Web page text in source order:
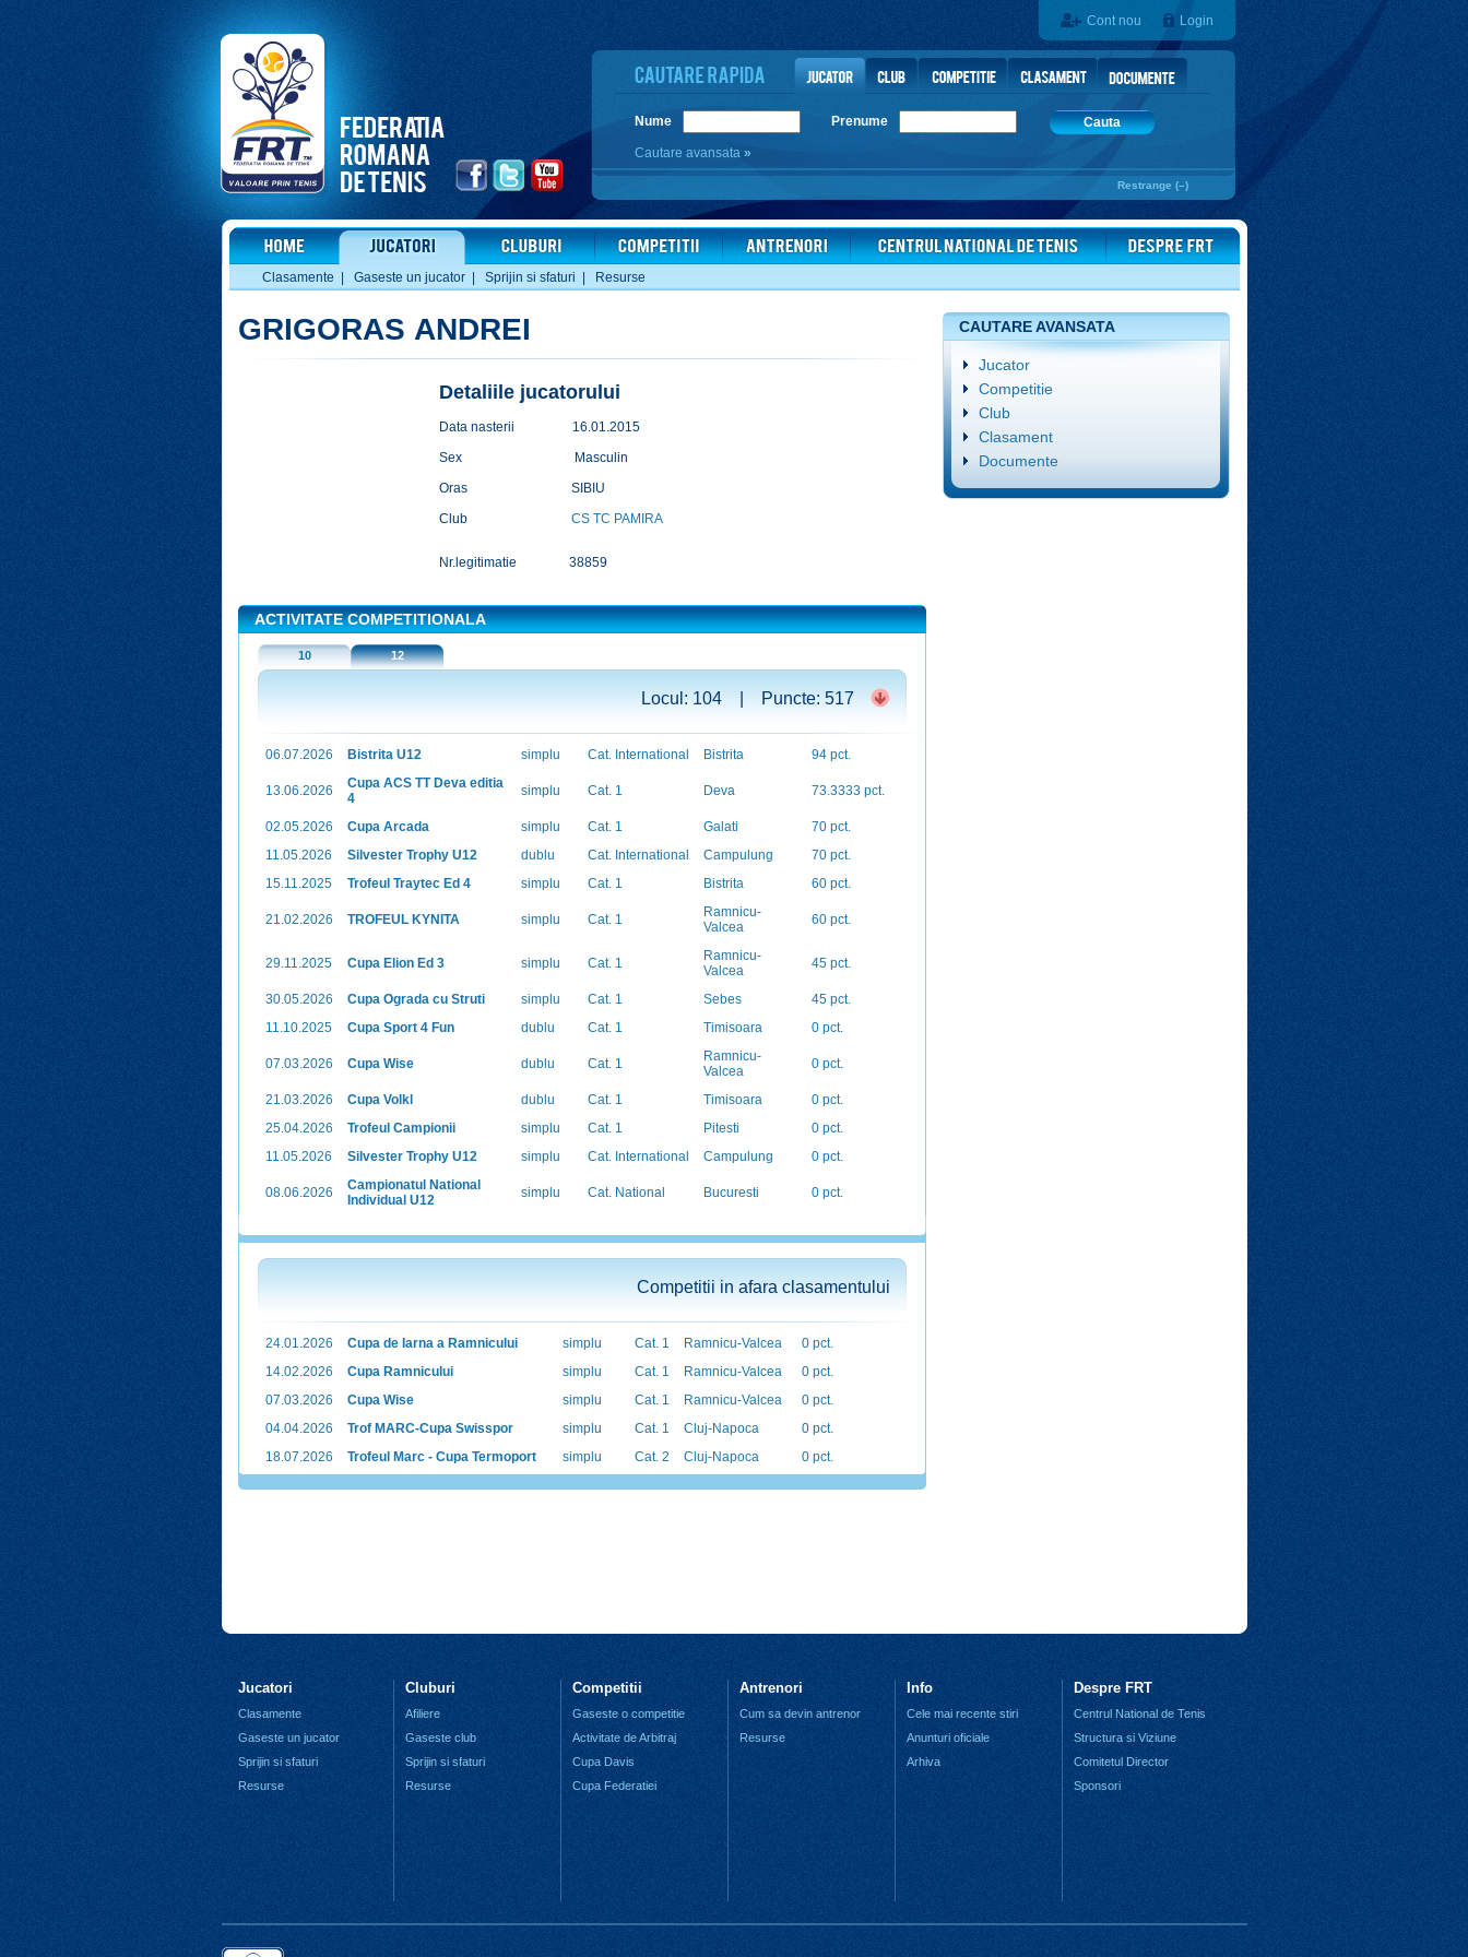
Cont nou Login
Nume Prenume
Cauta
Cautare avansata »
Restrange (–)
Clasamente Gaseste un jucator| Sprijin si sfaturi Resurse
GRIGORAS ANDREI
Detaliile jucatorului
Data nasterii
16.01.2015
Sex
Masculin
Oras
SIBIU
Club
CS TC PAMIRA
Nr.legitimatie 38859
ACTIVITATE COMPETITIONALA
10 12
Locul: 104 | Puncte: 517
06.07.2026 Bistrita U12 simplu Cat. International Bistrita 94 pct.
13.06.2026
Cupa ACS TT Deva editia
4
simplu Cat. 1 Deva 73.3333 pct.
02.05.2026 Cupa Arcada simplu Cat. 1 Galati
70 pct.
11.05.2026
Silvester Trophy U12 dublu Cat. International Campulung
70 pct.
15.11.2025
Trofeul Traytec Ed 4 simplu Cat. 1 Bistrita 60 pct.
21.02.2026 TROFEUL KYNITA simplu Cat. 1
Ramnicu-
Valcea
60 pct.
29.11.2025 Cupa Elion Ed 3 simplu Cat. 1
Ramnicu-
Valcea
45 pct.
30.05.2026 Cupa Ograda cu Struti simplu Cat. 1 Sebes
45 pct.
11.10.2025
Cupa Sport 4 Fun dublu Cat. 1 Timisoara 0 pct.
07.03.2026 Cupa Wise dublu Cat. 1
Ramnicu-
Valcea
0 pct.
21.03.2026 Cupa Volkl dublu Cat. 1 Timisoara
0 pct.
25.04.2026
Trofeul Campionii simplu Cat. 1 Pitesti
0 pct.
11.05.2026
Silvester Trophy U12 simplu Cat. International Campulung 0 pct.
08.06.2026
Campionatul National
Individual U12
simplu Cat. National Bucuresti 0 pct.
Competitii in afara clasamentului
24.01.2026 Cupa de Iarna a Ramnicului simplu Cat. 1 Ramnicu-Valcea
0 pct.
14.02.2026
Cupa Ramnicului simplu Cat. 1 Ramnicu-Valcea
0 pct.
07.03.2026
Cupa Wise simplu Cat. 1 Ramnicu-Valcea
0 pct.
04.04.2026
Trof MARC-Cupa Swisspor simplu Cat. 1 Cluj-Napoca
0 pct.
18.07.2026
Trofeul Marc - Cupa Termoport simplu Cat. 2 Cluj-Napoca 0 pct.
CAUTARE AVANSATA
Jucator
Competitie
Club
Clasament
Documente
Jucatori
Clasamente
Gaseste un jucator
Sprijin si sfaturi
Resurse
Cluburi
Afiliere
Gaseste club
Sprijin si sfaturi
Resurse
Competitii
Gaseste o competitie
Activitate de Arbitraj
Cupa Davis
Cupa Federatiei
Antrenori
Cum sa devin antrenor
Resurse
Info
Cele mai recente stiri
Anunturi oficiale
Arhiva
Despre FRT
Centrul National de Tenis
Structura si Viziune
Comitetul Director
Sponsori